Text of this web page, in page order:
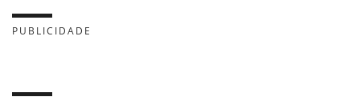
PUBLICIDADE